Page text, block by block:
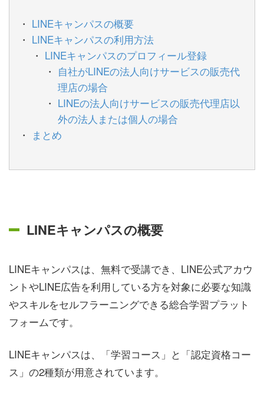
LINEキャンパスの概要
LINEキャンパスの利用方法
LINEキャンパスのプロフィール登録
自社がLINEの法人向けサービスの販売代
理店の場合
LINEの法人向けサービスの販売代理店以
外の法人または個人の場合
まとめ
LINEキャンパスの概要
LINEキャンパスは、無料で受講でき、LINE公式アカウ
ントやLINE広告を利用している方を対象に必要な知識
やスキルをセルフラーニングできる総合学習プラット
フォームです。
LINEキャンパスは、「学習コース」と「認定資格コー
ス」の2種類が用意されています。